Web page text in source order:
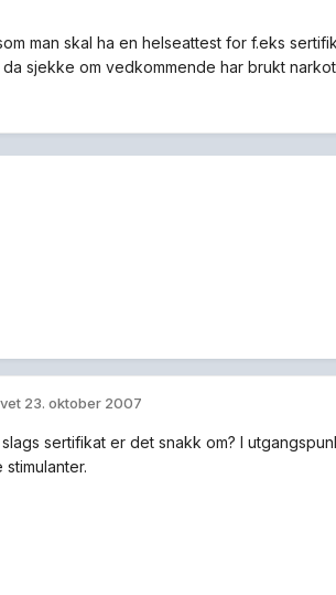
man skal ha en helseattest for f.eks
da sjekke om vedkommende har brukt
23. oktober 2007
sertifikat er det snakk om? I
stimulanter.